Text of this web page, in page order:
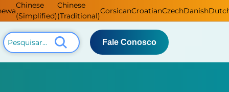
Chinese
(Simplified)
Chinese
(Traditional)
CorsicanCroatianCzechDanish
Fale Conosco